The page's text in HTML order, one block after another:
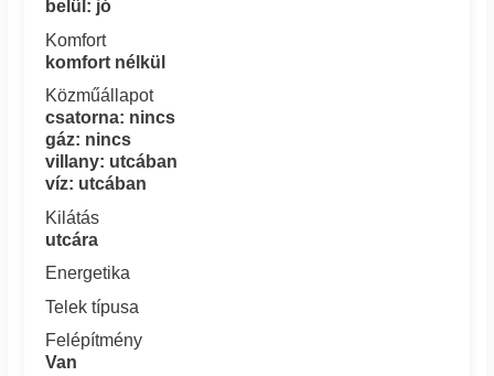
belül: jó
Komfort
komfort nélkül
Közműállapot
csatorna: nincs
gáz: nincs
villany: utcában
víz: utcában
Kilátás
utcára
Energetika
Telek típusa
Felépítmény
Van